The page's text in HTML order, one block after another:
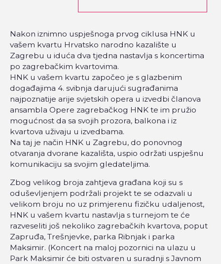
Nakon iznimno uspješnoga prvog ciklusa HNK u
vašem kvartu Hrvatsko narodno kazalište u
Zagrebu u iduća dva tjedna nastavlja s koncertima
po zagrebačkim kvartovima.
HNK u vašem kvartu započeo je s glazbenim
događajima 4. svibnja darujući sugrađanima
najpoznatije arije svjetskih opera u izvedbi članova
ansambla Opere zagrebačkog HNK te im pružio
mogućnost da sa svojih prozora, balkona i iz
kvartova uživaju u izvedbama.
Na taj je način HNK u Zagrebu, do ponovnog
otvaranja dvorane kazališta, uspio održati uspješnu
komunikaciju sa svojim gledateljima.
Zbog velikog broja zahtjeva građana koji su s
oduševljenjem podržali projekt te se odazvali u
velikom broju no uz primjerenu fizičku udaljenost,
HNK u vašem kvartu nastavlja s turnejom te će
razveseliti još nekoliko zagrebačkih kvartova, poput
Zapruđa, Trešnjevke, parka Ribnjak i parka
Maksimir. (Koncert na maloj pozornici na ulazu u
Park Maksimir će biti ostvaren u suradnji s Javnom